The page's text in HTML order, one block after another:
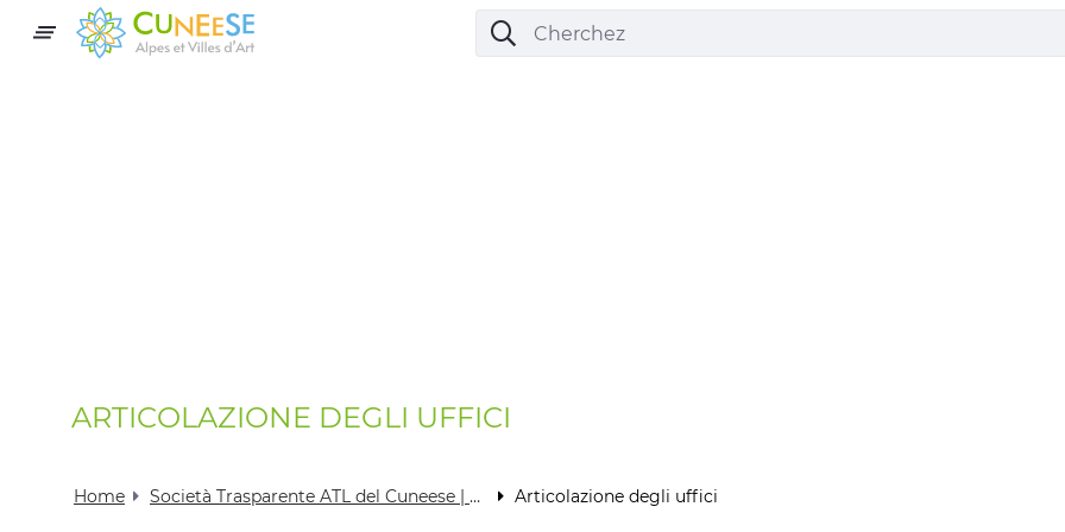
ARTICOLAZIONE DEGLI UFFICI
Home Società Trasparente ATL del Cuneese | Visit Cuneese Articolazione degli uffici